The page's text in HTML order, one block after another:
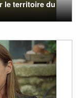
le territoire du